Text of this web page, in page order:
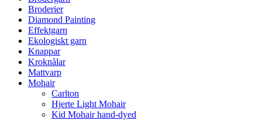
Broderier
Diamond Painting
Effektgarn
Ekologiskt garn
Knappar
Kroknålar
Mattvarp
Mohair
Carlton
Hjerte Light Mohair
Kid Mohair hand-dyed